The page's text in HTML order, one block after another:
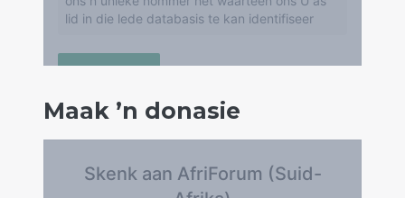
Maak ’n donasie